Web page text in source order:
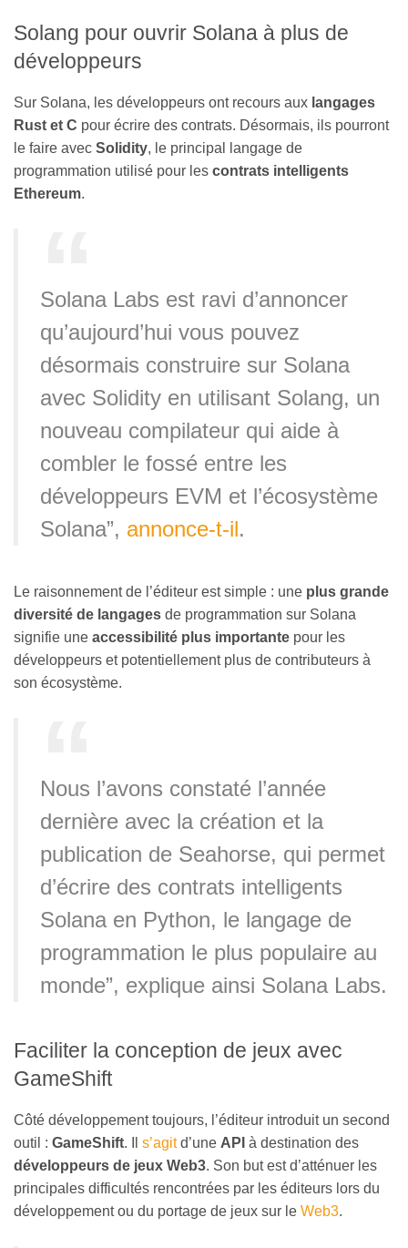
Solang pour ouvrir Solana à plus de
développeurs
Sur Solana, les développeurs ont recours aux langages
Rust et C pour écrire des contrats. Désormais, ils pourront
le faire avec Solidity, le principal langage de
programmation utilisé pour les contrats intelligents
Ethereum.
Solana Labs est ravi d’annoncer
qu’aujourd’hui vous pouvez
désormais construire sur Solana
avec Solidity en utilisant Solang, un
nouveau compilateur qui aide à
combler le fossé entre les
développeurs EVM et l’écosystème
Solana”, annonce-t-il.
Le raisonnement de l’éditeur est simple : une plus grande
diversité de langages de programmation sur Solana
signifie une accessibilité plus importante pour les
développeurs et potentiellement plus de contributeurs à
son écosystème.
Nous l’avons constaté l’année
dernière avec la création et la
publication de Seahorse, qui permet
d’écrire des contrats intelligents
Solana en Python, le langage de
programmation le plus populaire au
monde”, explique ainsi Solana Labs.
Faciliter la conception de jeux avec
GameShift
Côté développement toujours, l’éditeur introduit un second
outil : GameShift. Il s’agitd’une API à destination des
développeurs de jeux Web3. Son but est d’atténuer les
principales difficultés rencontrées par les éditeurs lors du
développement ou du portage de jeux sur le Web3.